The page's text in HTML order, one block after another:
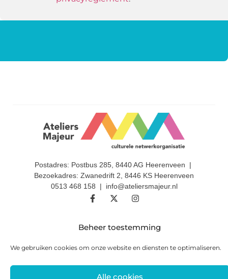
Beheer toestemming
We gebruiken cookies om onze website en diensten te optimaliseren.
Alle cookies
Postadres: Postbus 285, 8440 AG Heerenveen |
Bezoekadres: Zwanedrift 2, 8446 KS Heerenveen
0513 468 158 | info@ateliersmajeur.nl